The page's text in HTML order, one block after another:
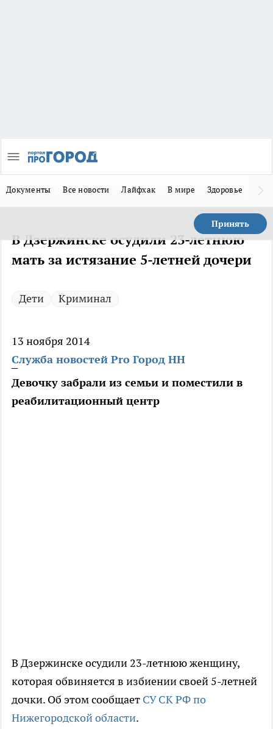
Документы Все новости Лайфхак В мире Здоровье
Принять
В Дзержинске осудили 23-летнюю
мать за истязание 5-летней дочери
Дети Криминал
13 ноября 2014
Служба новостей Pro Город НН
Девочку забрали из семьи и поместили в
реабилитационный центр
В Дзержинске осудили 23-летнюю женщину,
которая обвиняется в избиении своей 5-летней
дочки. Об этом сообщает СУ СК РФ по
Нижегородской области.